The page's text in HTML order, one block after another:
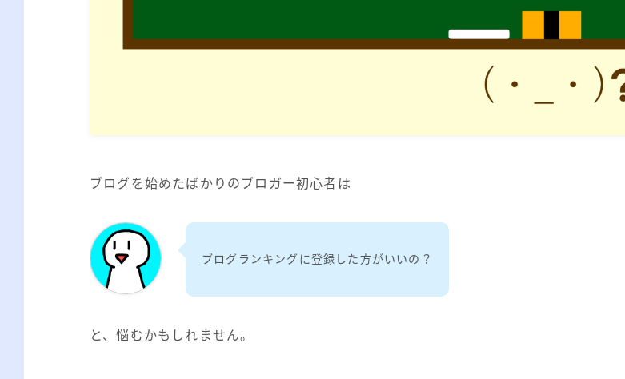
ブログを始めたばかりのブロガー初心者は
ブログランキングに登録した方がいいの？
と、悩むかもしれません。